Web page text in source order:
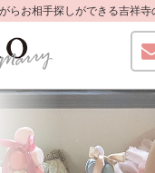
らお相手探しができる吉祥寺